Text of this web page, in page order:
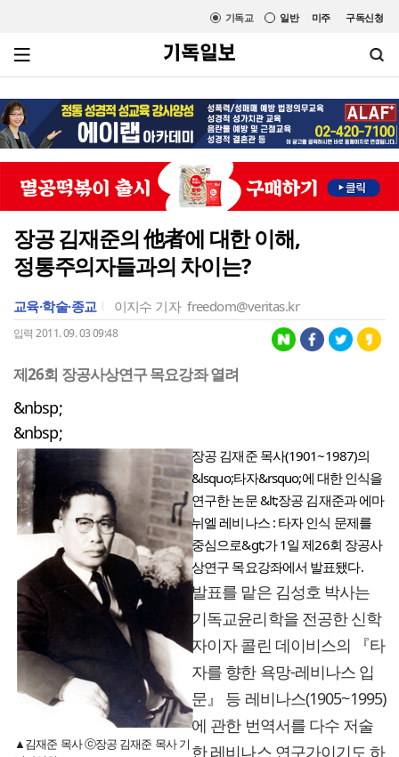
미주 구독신청
일반
기독교
장공 김재준의 他者에 대한 이해,
정통주의자들과의 차이는?
교육·학술·종교 이지수 기자 freedom@veritas.kr
입력 2011. 09. 03 09:48
제26회 장공사상연구 목요강좌 열려
&nbsp;
&nbsp;
▲김재준 목사 ⓒ장공 김재준 목사 기
장공 김재준 목사(1901~1987)의
&lsquo;타자&rsquo;에 대한 인식을
연구한 논문 &lt;장공 김재준과 에마
뉘엘 레비나스 : 타자 인식 문제를
중심으로&gt;가 1일 제26회 장공사
상연구 목요강좌에서 발표됐다.
발표를 맡은 김성호 박사는
기독교윤리학을 전공한 신학
자이자 콜린 데이비스의 『타
자를 향한 욕망-레비나스 입
문』 등 레비나스(1905~1995)
에 관한 번역서를 다수 저술
한 레비나스 연구가이기도 하